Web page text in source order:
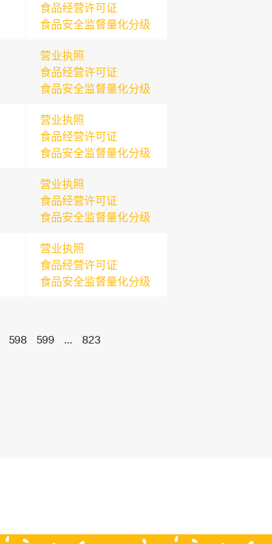
食品经营许可证
食品安全监督量化分级
营业执照
食品经营许可证
食品安全监督量化分级
营业执照
食品经营许可证
食品安全监督量化分级
营业执照
食品经营许可证
食品安全监督量化分级
营业执照
食品经营许可证
食品安全监督量化分级
598 599 ... 823